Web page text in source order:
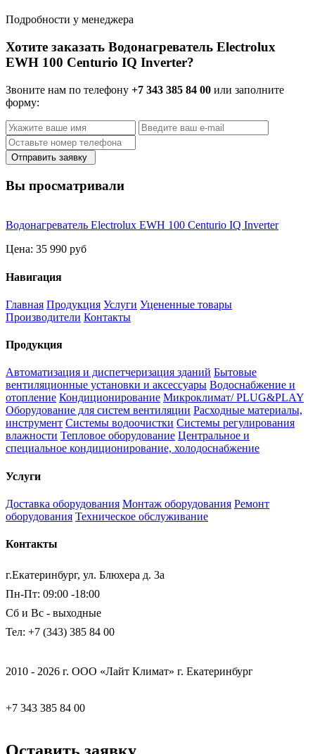
Подробности у менеджера
Хотите заказать Водонагреватель Electrolux
EWH 100 Centurio IQ Inverter?
Звоните нам по телефону +7 343 385 84 00 или заполните
форму:
Отправить заявку
Вы просматривали
Водонагреватель Electrolux EWH 100 Centurio IQ Inverter
Цена: 35 990 руб
Навигация
Главная Продукция Услуги Уцененные товары
Производители Контакты
Продукция
Автоматизация и диспетчеризация зданий Бытовые
вентиляционные установки и аксессуары Водоснабжение и
отопление Кондиционирование Микроклимат/ PLUG&PLAY
Оборудование для систем вентиляции Расходные материалы,
инструмент Системы водоочистки Системы регулирования
влажности Тепловое оборудование Центральное и
специальное кондиционирование, холодоснабжение
Услуги
Доставка оборудования Монтаж оборудования Ремонт
оборудования Техническое обслуживание
Контакты
г.Екатеринбург, ул. Блюхера д. 3а
Пн-Пт: 09:00 -18:00
Сб и Вс - выходные
Тел: +7 (343) 385 84 00
2010 - 2026 г. ООО «Лайт Климат» г. Екатеринбург
+7 343 385 84 00